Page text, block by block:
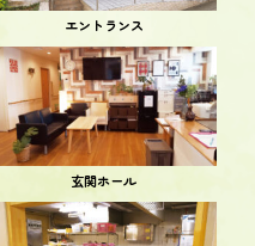
エントランス
玄関ホール